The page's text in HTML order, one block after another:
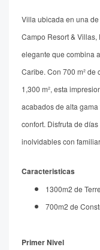
Villa ubicada en una
Campo Resort &
elegante que combina
Caribe. Con 700 m²
1,300 m², esta
acabados de alta
confort. Disfruta de
inolvidables con
Caracteristicas
1300m2 de
700m2 de
Primer Nivel